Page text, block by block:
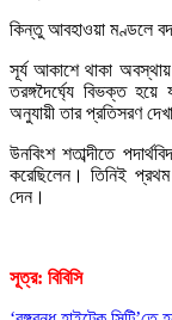
কিন্তু আবহাওয়া মণ্ডলে
সূর্য আকাশে থাকা অবস্থায়
তরঙ্গদৈর্ঘ্যে বিভক্ত
অনুযায়ী তার প্রতিসরণ
উনবিংশ শতাব্দীতে
করেছিলেন। তিনিই প্রথম
দেন।
সূত্র: বিবিসি